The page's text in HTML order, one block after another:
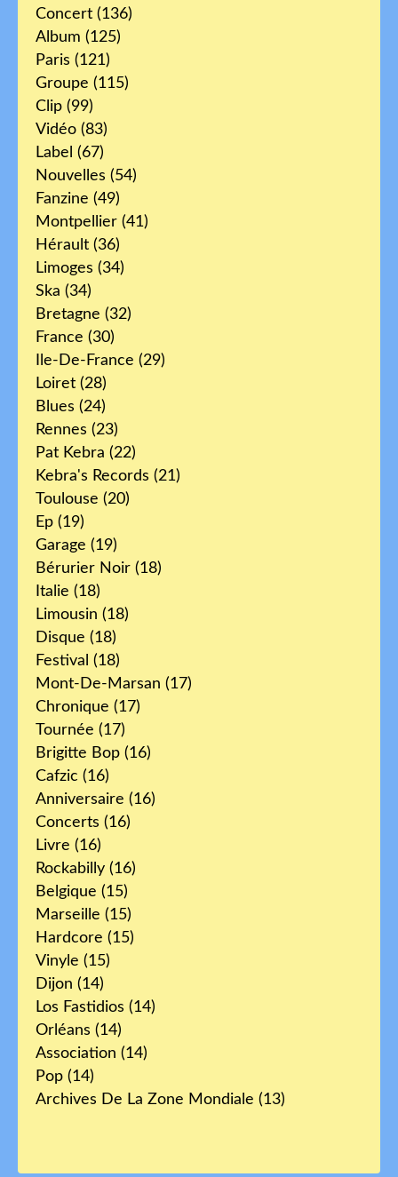
Concert (136)
Album (125)
Paris (121)
Groupe (115)
Clip (99)
Vidéo (83)
Label (67)
Nouvelles (54)
Fanzine (49)
Montpellier (41)
Hérault (36)
Limoges (34)
Ska (34)
Bretagne (32)
France (30)
Ile-De-France (29)
Loiret (28)
Blues (24)
Rennes (23)
Pat Kebra (22)
Kebra's Records (21)
Toulouse (20)
Ep (19)
Garage (19)
Bérurier Noir (18)
Italie (18)
Limousin (18)
Disque (18)
Festival (18)
Mont-De-Marsan (17)
Chronique (17)
Tournée (17)
Brigitte Bop (16)
Cafzic (16)
Anniversaire (16)
Concerts (16)
Livre (16)
Rockabilly (16)
Belgique (15)
Marseille (15)
Hardcore (15)
Vinyle (15)
Dijon (14)
Los Fastidios (14)
Orléans (14)
Association (14)
Pop (14)
Archives De La Zone Mondiale (13)